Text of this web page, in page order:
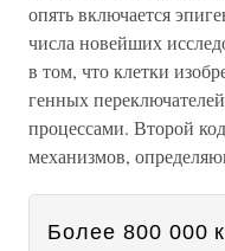
опять включается
числа новейших
в том, что клетки
генных
процессами. Второй
механизмов,
Более 800 000